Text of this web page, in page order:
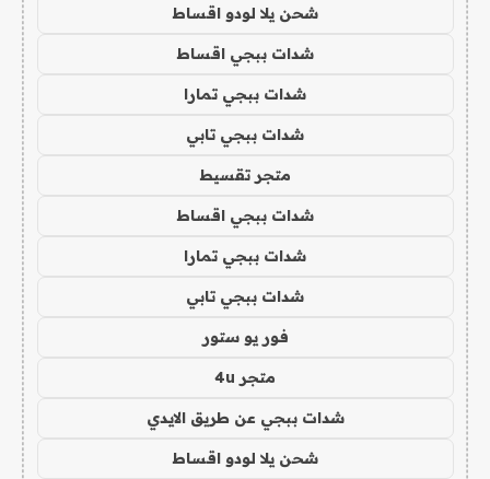
شحن يلا لودو اقساط
شدات ببجي اقساط
شدات ببجي تمارا
شدات ببجي تابي
متجر تقسيط
شدات ببجي اقساط
شدات ببجي تمارا
شدات ببجي تابي
فور يو ستور
متجر 4u
شدات ببجي عن طريق الايدي
شحن يلا لودو اقساط